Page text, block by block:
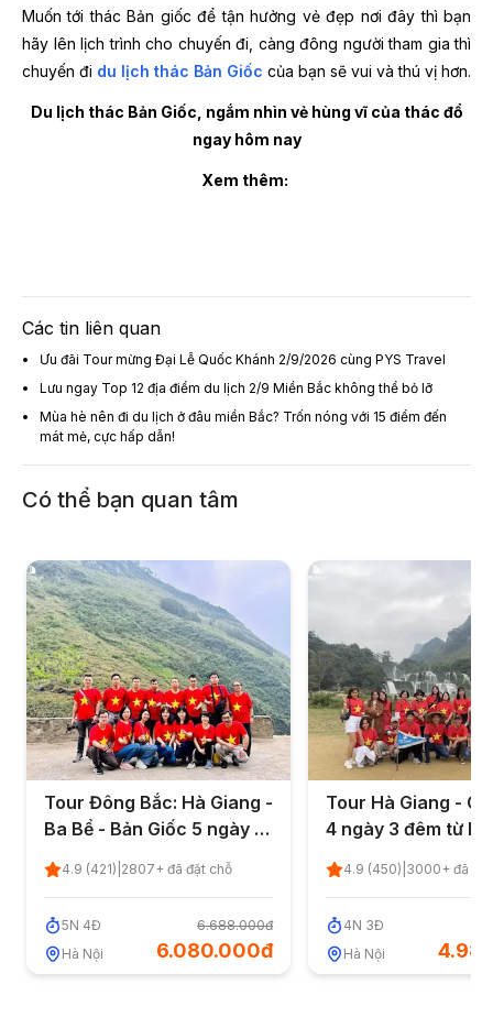
Muốn tới thác Bản giốc để tận hưởng vẻ đẹp nơi đây thì bạn
hãy lên lịch trình cho chuyến đi, càng đông người tham gia thì
chuyến đi du lịch thác Bản Giốc của bạn sẽ vui và thú vị hơn.
Du lịch thác Bản Giốc, ngắm nhìn vẻ hùng vĩ của thác đổ
ngay hôm nay
Xem thêm:
Các tin liên quan
Ưu đãi Tour mừng Đại Lễ Quốc Khánh 2/9/2026 cùng PYS Travel
Lưu ngay Top 12 địa điểm du lịch 2/9 Miền Bắc không thể bỏ lỡ
Mùa hè nên đi du lịch ở đâu miền Bắc? Trốn nóng với 15 điểm đến
mát mẻ, cực hấp dẫn!
Có thể bạn quan tâm
Tour Đông Bắc: Hà Giang -
Ba Bể - Bản Giốc 5 ngày 4
4.9 (421) 2807+ đã đặt chỗ
5N 4Đ
Hà Nội
6.688.000đ
6.080.000đ
Tour Hà Giang -
4 ngày 3 đêm từ
4.9 (450) 3000+ đã
4N 3Đ
Hà Nội